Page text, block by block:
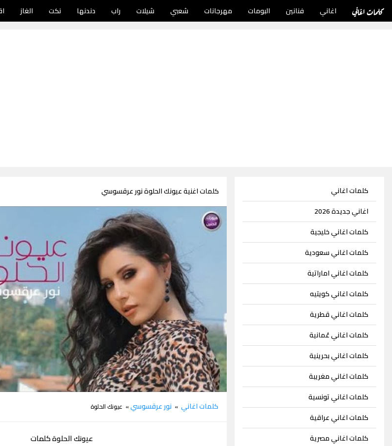
كلمات اغاني اغاني فنانين البومات مهرجانات شعبي شيلات راب دندنها نكت الغاز
كلمات اغاني
اغاني جديدة 2026
كلمات اغاني خليجية
كلمات اغاني سعودية
كلمات اغاني اماراتية
كلمات اغاني كويتيه
كلمات اغاني قطرية
كلمات اغاني عُمانية
كلمات اغاني بحرينية
كلمات اغاني مغريبة
كلمات اغاني تونسية
كلمات اغاني عراقية
كلمات اغاني مصرية
كلمات اغنية عيونك الحلوة نور عرقسوسي
كلمات اغاني » نور عرقسوسي» عيونك الحلوة
عيونك الحلوة كلمات